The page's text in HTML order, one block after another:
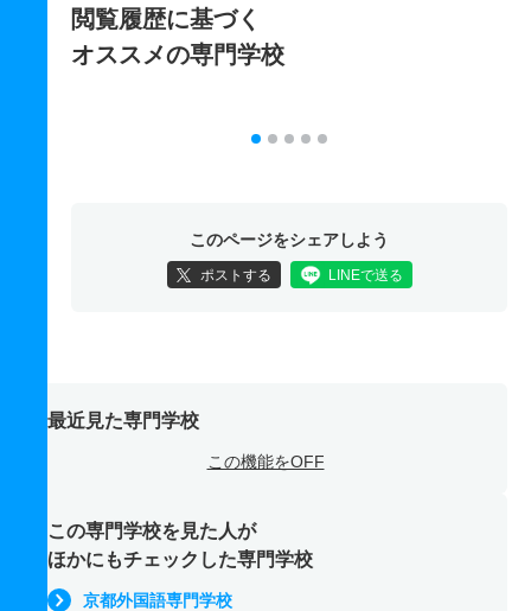
閲覧履歴に基づく
オススメの専門学校
このページをシェアしよう
ポストする LINEで送る
最近見た専門学校
この機能をOFF
この専門学校を見た人が
ほかにもチェックした専門学校
京都外国語専門学校